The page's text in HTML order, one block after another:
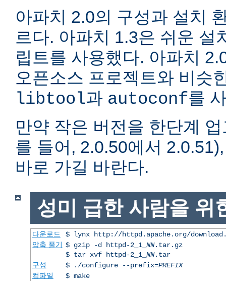
아파치 2.0의 구성과 설치
르다. 아파치 1.3은 쉬운 설
립트를 사용했다. 아파치
오픈소스 프로젝트와 비슷
libtool과 autoconf를
만약 작은 버전을 한단계
를 들어, 2.0.50에서
바로 가길 바란다.
성미 급한 사람을 위
다운로드
$ lynx http://httpd.apache.org/
압축 풀기 $ gzip -d httpd-2_1_ NN.tar.gz
$ tar xvf httpd-2_1_ NN.tar
구성
$ ./configure --prefix=PREFIX
컴파일
$ make